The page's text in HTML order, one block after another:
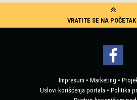
VRATITE SE NA
Impresum • Marketing •
Uslovi korišćenja portala • Politika